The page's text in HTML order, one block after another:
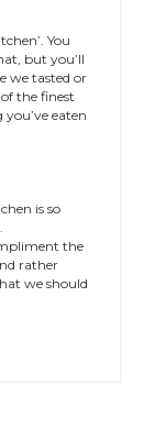
You
but you’ll
we tasted or
the finest
eaten
is so
the
rather
we should